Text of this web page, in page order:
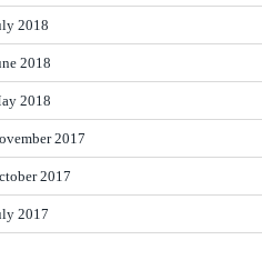
2018
2018
2018
2017
2017
2017